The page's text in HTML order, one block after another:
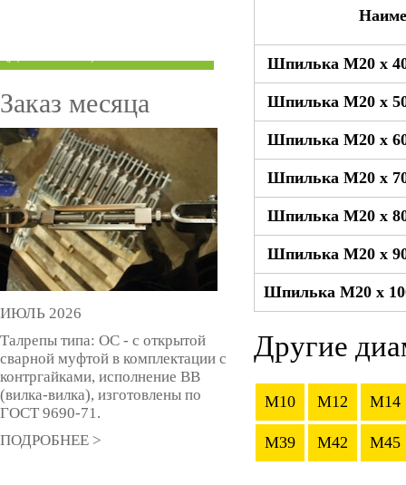
Шпилька М20 x
Шпилька М20 x
Шпилька М20 x
Шпилька М20 x
Шпилька М20 x
Шпилька М20 x
Шпилька М20 x
Другие
M10 M12 M14
M39 M42 M45
Заказ месяца
ИЮЛЬ 2026
Талрепы типа: ОС - с открытой
сварной муфтой в комплектации с
контргайками, исполнение ВВ
(вилка-вилка), изготовлены по
ГОСТ 9690-71.
ПОДРОБНЕЕ >